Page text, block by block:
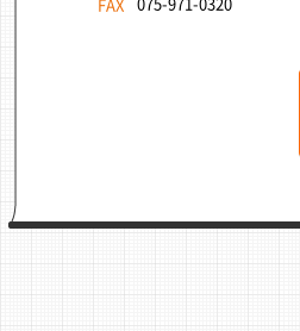
FAX
075-971-0320